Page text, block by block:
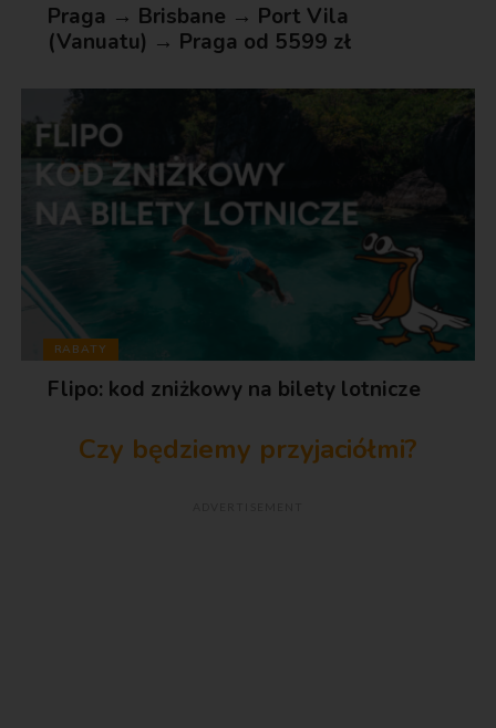
Praga → Brisbane → Port Vila
(Vanuatu) → Praga od 5599 zł
RABATY
Flipo: kod zniżkowy na bilety lotnicze
Czy będziemy przyjaciółmi?